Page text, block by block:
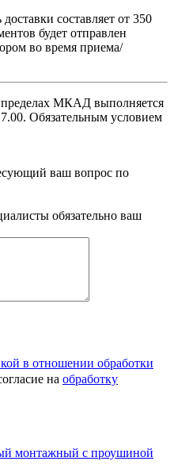
составляет от 350
будет отправлен
во время приема/
пределах МКАД выполняется
Обязательным условием
ваш вопрос по
обязательно ваш
в отношении обработки
на обработку